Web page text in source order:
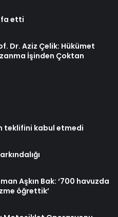
etti
Dr. Aziz Çelik: Hükümet
İşinden Çoktan
teklifini kabul etmedi
Aşkın Bak: ‘700 havuzda
öğrettik’